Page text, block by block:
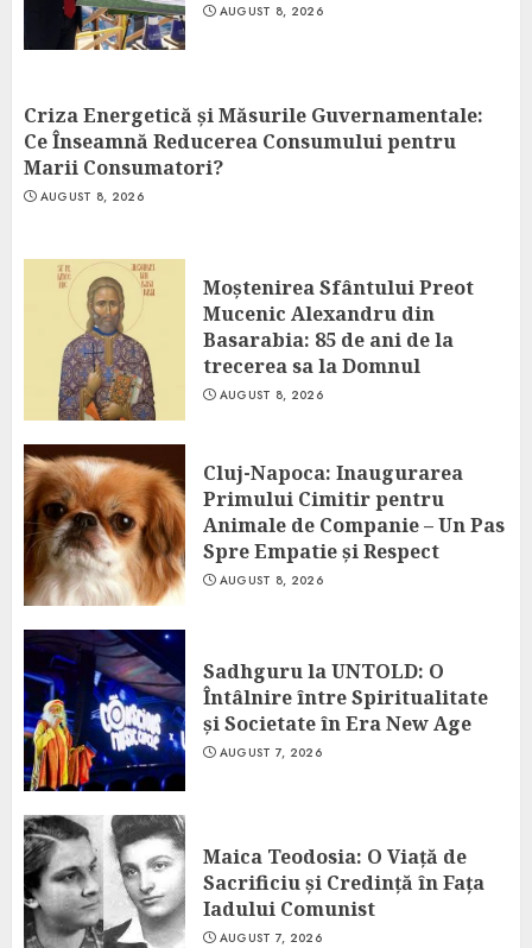
AUGUST 8, 2026
Criza Energetică și Măsurile Guvernamentale:
Ce Înseamnă Reducerea Consumului pentru
Marii Consumatori?
AUGUST 8, 2026
Moștenirea Sfântului Preot
Mucenic Alexandru din
Basarabia: 85 de ani de la
trecerea sa la Domnul
AUGUST 8, 2026
Cluj-Napoca: Inaugurarea
Primului Cimitir pentru
Animale de Companie – Un Pas
Spre Empatie și Respect
AUGUST 8, 2026
Sadhguru la UNTOLD: O
Întâlnire între Spiritualitate
și Societate în Era New Age
AUGUST 7, 2026
Maica Teodosia: O Viață de
Sacrificiu și Credință în Fața
Iadului Comunist
AUGUST 7, 2026